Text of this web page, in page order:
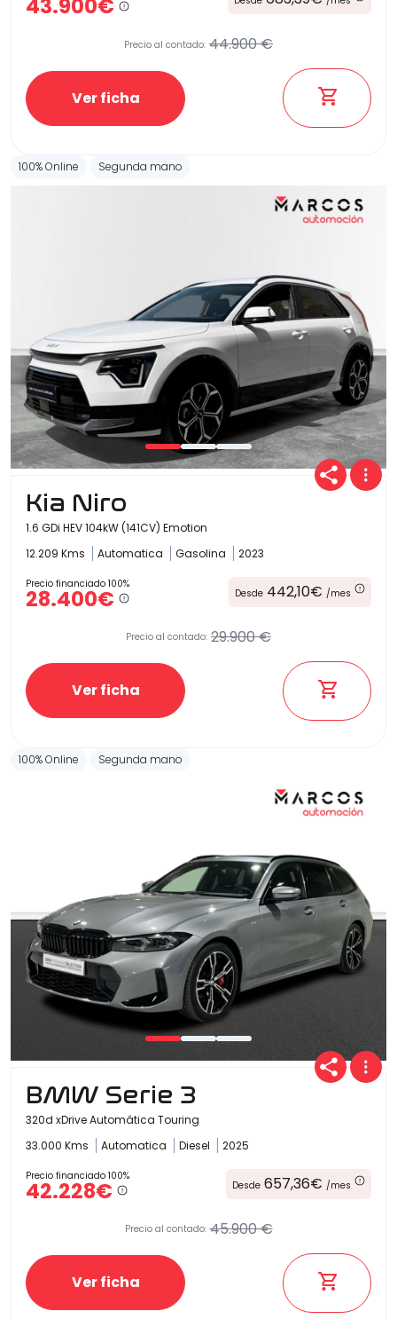
43.900€
Precio al contado: 44.900 €
Ver ficha
100% Online Segunda mano
Kia Niro
1.6 GDi HEV 104kW (141CV) Emotion
12.209 Kms
Automatica Gasolina 2023
Precio financiado 100%
28.400€ Desde 442,10€ /mes
Precio al contado: 29.900 €
Ver ficha
100% Online Segunda mano
BMW Serie 3
320d xDrive Automática Touring
33.000 Kms
Automatica Diesel 2025
Precio financiado 100%
42.228€ Desde 657,36€ /mes
Precio al contado: 45.900 €
Ver ficha